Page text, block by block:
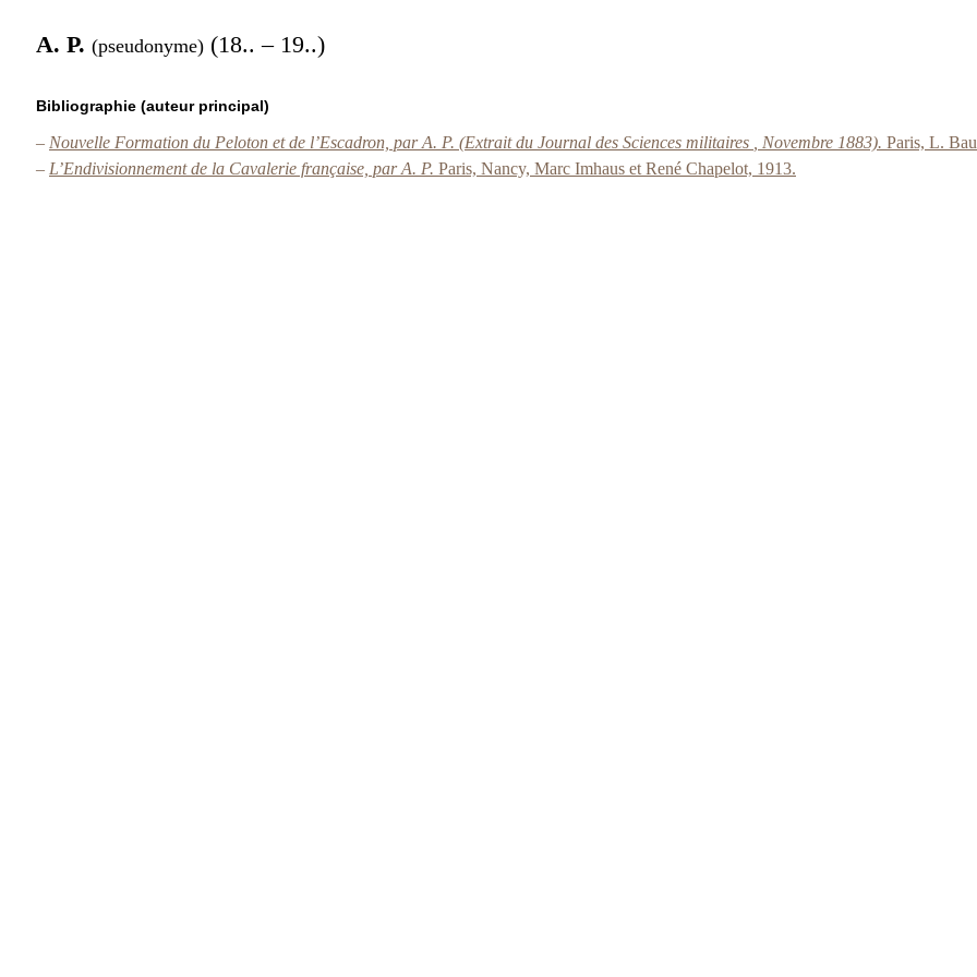
A. P. (pseudonyme) (18.. – 19..)
Bibliographie (auteur principal)
– Nouvelle Formation du Peloton et de l’Escadron, par A. P. (Extrait du Journal des Sciences militaires , Novembre 1883). Paris, L.
– L’Endivisionnement de la Cavalerie française, par A. P. Paris, Nancy, Marc Imhaus et René Chapelot, 1913.